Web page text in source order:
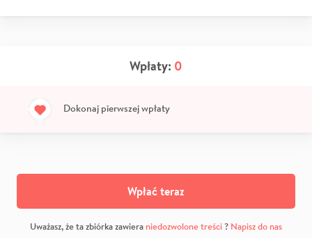
Wpłaty: 0
Dokonaj pierwszej wpłaty
Wpłać teraz
Uważasz, że ta zbiórka zawiera niedozwolone treści? Napisz do nas